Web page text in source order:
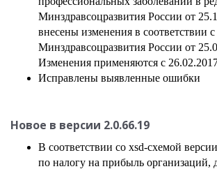
Минздравсоцразвития России от
внесены изменения в соответствии
Минздравсоцразвития России от
Изменения применяются с
Исправлены выявленные ошибки
Новое в версии 2.0.66.19
В соответствии со xsd-схемой
по налогу на прибыль организаций,